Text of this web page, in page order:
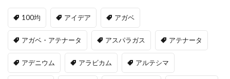
100均 アイデア アガベ
アガベ・アテナータ アスパラガス アテナータ
アデニウム アラビカム アルテシマ